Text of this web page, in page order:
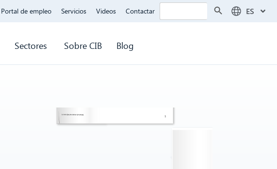
Portal de empleo Servicios Videos Contactar Buscar: ES
Sectores Sobre CIB Blog